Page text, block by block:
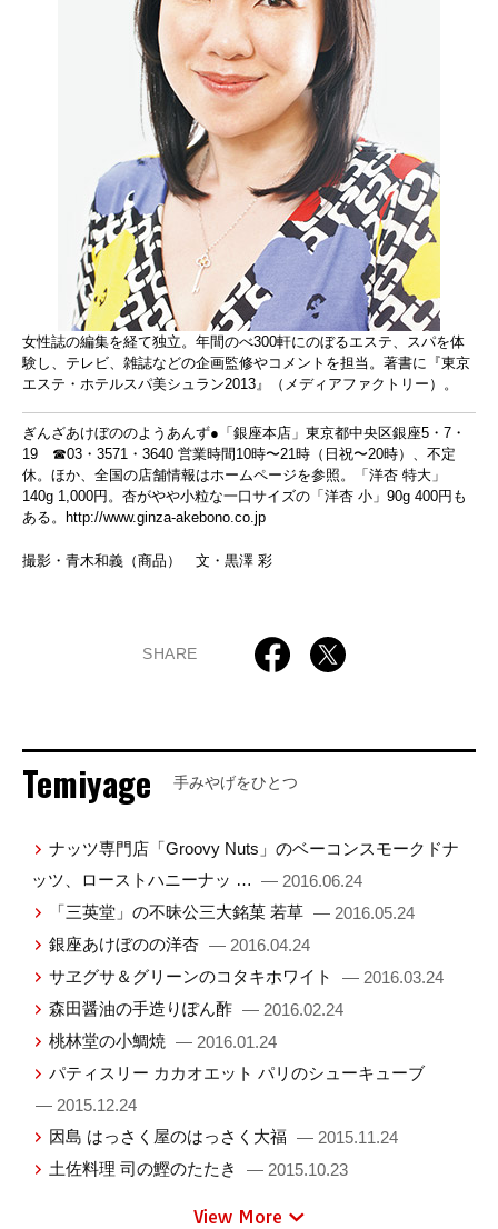
女性誌の編集を経て独立。年間のべ300軒にのぼるエステ、スパを体
験し、テレビ、雑誌などの企画監修やコメントを担当。著書に『東京
エステ・ホテルスパ美シュラン2013』（メディアファクトリー）。
ぎんざあけぼののようあんず●「銀座本店」東京都中央区銀座5・7・
19 ☎03・3571・3640 営業時間10時〜21時（日祝〜20時）、不定
休。ほか、全国の店舗情報はホームページを参照。「洋杏 特大」
140g 1,000円。杏がやや小粒な一口サイズの「洋杏 小」90g 400円も
ある。
http://www.ginza-akebono.co.jp
撮影・青木和義（商品） 文・黒澤 彩
SHARE
Temiyage 手みやげをひとつ
ナッツ専門店「Groovy Nuts」のベーコンスモークドナ
ッツ、ローストハニーナッ … — 2016.06.24
「三英堂」の不昧公三大銘菓 若草 — 2016.05.24
銀座あけぼのの洋杏 — 2016.04.24
サヱグサ＆グリーンのコタキホワイト
— 2016.03.24
森田醤油の手造りぽん酢 — 2016.02.24
桃林堂の小鯛焼 — 2016.01.24
パティスリー カカオエット パリのシューキューブ
— 2015.12.24
因島 はっさく屋のはっさく大福 — 2015.11.24
土佐料理 司の鰹のたたき
— 2015.10.23
View More